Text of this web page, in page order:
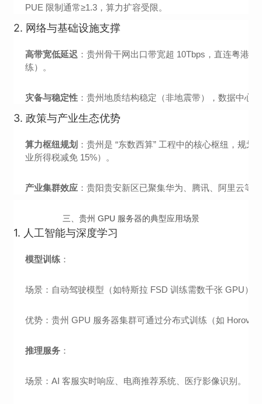
PUE 限制通常≥1.3，算力扩容受限。
2. 网络与基础设施支撑
高带宽低延迟 ：贵州骨干网出口带宽超 10Tbps，直连粤港
练）。
灾备与稳定性 ：贵州地质结构稳定（非地震带），数据中心
3.政策与产业生态优势
算力枢纽规划 ：贵州是 “东数西算” 工程中的核心枢纽，规
业所得税减免 15%）。
产业集群效应 ：贵阳贵安新区已聚集华为、腾讯、阿里云等
三、贵州 GPU 服务器的典型应用场景
1. 人工智能与深度学习
模型训练 ：
场景：自动驾驶模型（如特斯拉 FSD 训练需数千张 GPU）
优势：贵州 GPU 服务器集群可通过分布式训练（如
推理服务 ：
场景：AI 客服实时响应、电商推荐系统、医疗影像识别。